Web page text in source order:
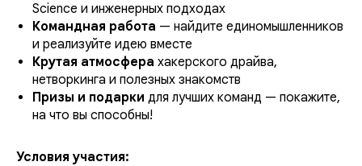
Science и инженерных подходах
Командная работа — найдите единомышленников
и реализуйте идею вместе
Крутая атмосфера хакерского драйва,
нетворкинга и полезных знакомств
Призы и подарки для лучших команд — покажите,
на что вы способны!
Условия участия: